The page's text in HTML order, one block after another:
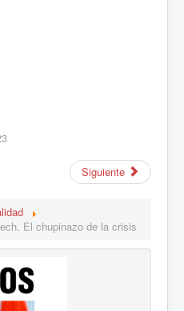
Siguiente
El chupinazo de la crisis